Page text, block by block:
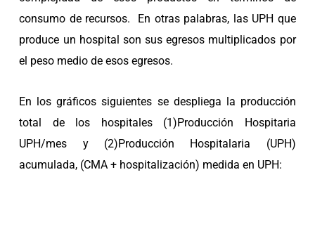
consumo de recursos. En otras palabras, las UPH que
produce un hospital son sus egresos multiplicados por
el peso medio de esos egresos.
En los gráficos siguientes se despliega la producción
total de los hospitales (1)Producción Hospitaria
UPH/mes y (2)Producción Hospitalaria (UPH)
acumulada, (CMA + hospitalización) medida en UPH: